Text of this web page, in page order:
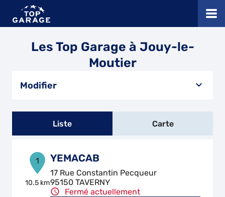
Les Top Garage à Jouy-le-
Moutier
Modifier
Liste Carte
1
10.5 km
YEMACAB
17 Rue Constantin Pecqueur
95150 TAVERNY
Fermé actuellement